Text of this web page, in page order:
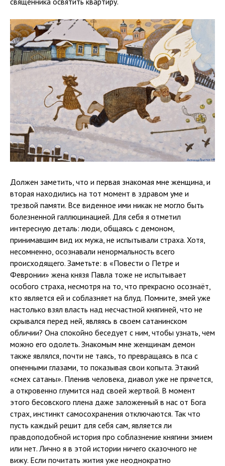
Должен заметить, что и первая знакомая мне женщина, и
вторая находились на тот момент в здравом уме и
трезвой памяти. Все виденное ими никак не могло быть
болезненной галлюцинацией. Для себя я отметил
интересную деталь: люди, общаясь с демоном,
принимавшим вид их мужа, не испытывали страха. Хотя,
несомненно, осознавали ненормальность всего
происходящего. Заметьте: в «Повести о Петре и
Февронии» жена князя Павла тоже не испытывает
особого страха, несмотря на то, что прекрасно осознаёт,
кто является ей и соблазняет на блуд. Помните, змей уже
настолько взял власть над несчастной княгиней, что не
скрывался перед ней, являясь в своем сатанинском
обличии? Она спокойно беседует с ним, чтобы узнать, чем
можно его одолеть. Знакомым мне женщинам демон
также являлся, почти не таясь, то превращаясь в пса с
огненными глазами, то показывая свои копыта. Этакий
«смех сатаны». Пленив человека, диавол уже не прячется,
а откровенно глумится над своей жертвой. В момент
этого бесовского плена даже заложенный в нас от Бога
страх, инстинкт самосохранения отключаются. Так что
пусть каждый решит для себя сам, является ли
правдоподобной история про соблазнение княгини змием
или нет. Лично я в этой истории ничего сказочного не
вижу. Если почитать жития уже неоднократно